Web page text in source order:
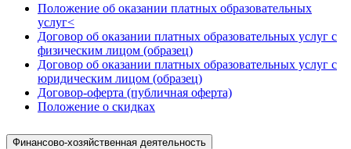
Положение об оказании платных образовательных
услуг<
Договор об оказании платных образовательных услуг с
физическим лицом (образец)
Договор об оказании платных образовательных услуг с
юридическим лицом (образец)
Договор-оферта (публичная оферта)
Положение о скидках
Финансово-хозяйственная деятельность